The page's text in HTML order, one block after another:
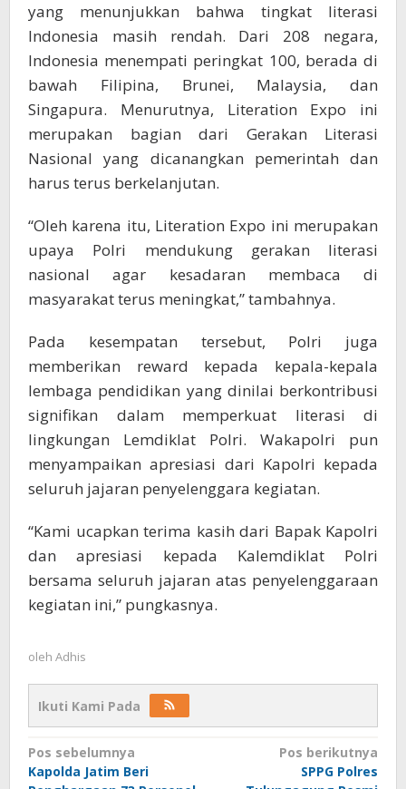
yang menunjukkan bahwa tingkat literasi
Indonesia masih rendah. Dari 208 negara,
Indonesia menempati peringkat 100, berada di
bawah Filipina, Brunei, Malaysia, dan
Singapura. Menurutnya, Literation Expo ini
merupakan bagian dari Gerakan Literasi
Nasional yang dicanangkan pemerintah dan
harus terus berkelanjutan.
“Oleh karena itu, Literation Expo ini merupakan
upaya Polri mendukung gerakan literasi
nasional agar kesadaran membaca di
masyarakat terus meningkat,” tambahnya.
Pada kesempatan tersebut, Polri juga
memberikan reward kepada kepala-kepala
lembaga pendidikan yang dinilai berkontribusi
signifikan dalam memperkuat literasi di
lingkungan Lemdiklat Polri. Wakapolri pun
menyampaikan apresiasi dari Kapolri kepada
seluruh jajaran penyelenggara kegiatan.
“Kami ucapkan terima kasih dari Bapak Kapolri
dan apresiasi kepada Kalemdiklat Polri
bersama seluruh jajaran atas penyelenggaraan
kegiatan ini,” pungkasnya.
oleh Adhis
Ikuti Kami Pada
Navigasi
pos
Pos sebelumnya
Kapolda Jatim Beri
Pos berikutnya
SPPG Polres